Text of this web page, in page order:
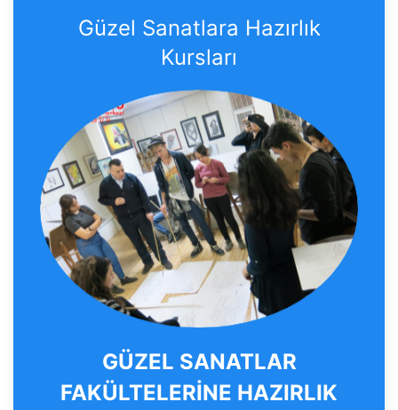
Güzel Sanatlara Hazırlık
Kursları
GÜZEL SANATLAR
FAKÜLTELERİNE HAZIRLIK